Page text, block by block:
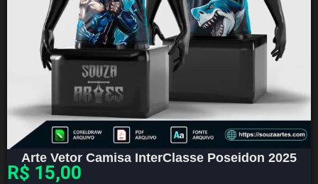
Arte Vetor Camisa InterClasse Poseidon 2025
R$ 15,00